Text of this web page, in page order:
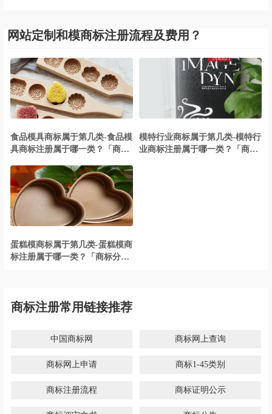
网站定制和模商标注册流程及费用？
食品模具商标属于第几类-食品模
具商标注册属于哪一类？「商标
模特行业商标属于第几类-模特行
业商标注册属于哪一类？「商标
蛋糕模商标属于第几类-蛋糕模商
标注册属于哪一类？「商标分
商标注册常用链接推荐
中国商标网 商标网上查询
商标网上申请 商标1-45类别
商标注册流程 商标证明公示